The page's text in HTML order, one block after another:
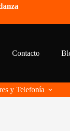
Contacto
y Telefonía